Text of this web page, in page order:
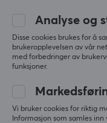
GARANTI
Produsentens
2 års garanti
Mer fra
Analyse og
Disse cookies brukes for å
brukeropplevelsen av vår
med forbedringer av
funksjoner.
Vi bruker cookies for riktig
Informasjon som samles